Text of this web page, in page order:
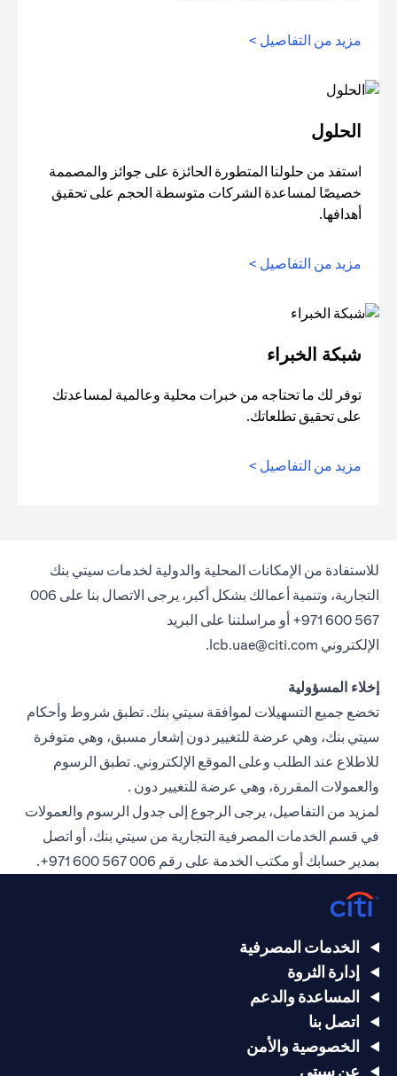
مزيد من التفاصيل >
الحلول
استفد من حلولنا المتطورة الحائزة على جوائز والمصممة
خصيصًا لمساعدة الشركات متوسطة الحجم على تحقيق
أهدافها.
مزيد من التفاصيل >
شبكة الخبراء
توفر لك ما تحتاجه من خبرات محلية وعالمية لمساعدتك
على تحقيق تطلعاتك.
مزيد من التفاصيل >
للاستفادة من الإمكانات المحلية والدولية لخدمات سيتي بنك
التجارية، وتنمية أعمالك بشكل أكبر، يرجى الاتصال بنا على 006
567 600 971+ أو مراسلتنا على البريد
الإلكتروني lcb.uae@citi.com
.
إخلاء المسؤولية
تخضع جميع التسهيلات لموافقة سيتي بنك. تطبق شروط وأحكام
سيتي بنك، وهي عرضة للتغيير دون إشعار مسبق، وهي متوفرة
للاطلاع عند الطلب وعلى الموقع الإلكتروني. تطبق الرسوم
والعمولات المقررة، وهي عرضة للتغيير دون .
لمزيد من التفاصيل، يرجى الرجوع إلى جدول الرسوم والعمولات
في قسم الخدمات المصرفية التجارية من سيتي بنك، أو اتصل
بمدير حسابك أو مكتب الخدمة على رقم 006 567 600 971+
.
الخدمات المصرفية
إدارة الثروة
المساعدة والدعم
اتصل بنا
الخصوصية والأمن
عن سيتي